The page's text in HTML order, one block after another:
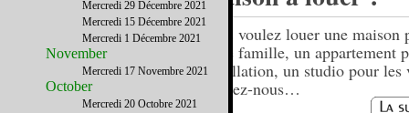
Vous voulez louer une maison
votre famille, un appartement
installation, un studio pour les
écrivez-nous…
Mercredi 29 Décembre 2021
Mercredi 15 Décembre 2021
Mercredi 1 Décembre 2021
November
Mercredi 17 Novembre 2021
October
Mercredi 20 Octobre 2021